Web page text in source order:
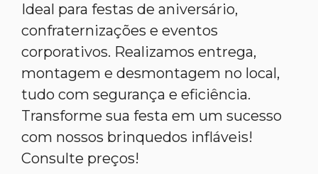
Ideal para festas de aniversário,
confraternizações e eventos
corporativos. Realizamos entrega,
montagem e desmontagem no local,
tudo com segurança e eficiência.
Transforme sua festa em um sucesso
com nossos brinquedos infláveis!
Consulte preços!